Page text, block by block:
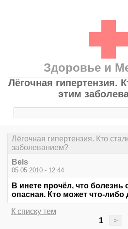
Здоровье и
Лёгочная гипертензия.
этим
Лёгочная гипертензия. Кто
заболеванием?
Bels
05.05.2010 - 12:44
В инете прочёл, что болезнь
опасная. Кто может что-либо
К списку тем
1
>